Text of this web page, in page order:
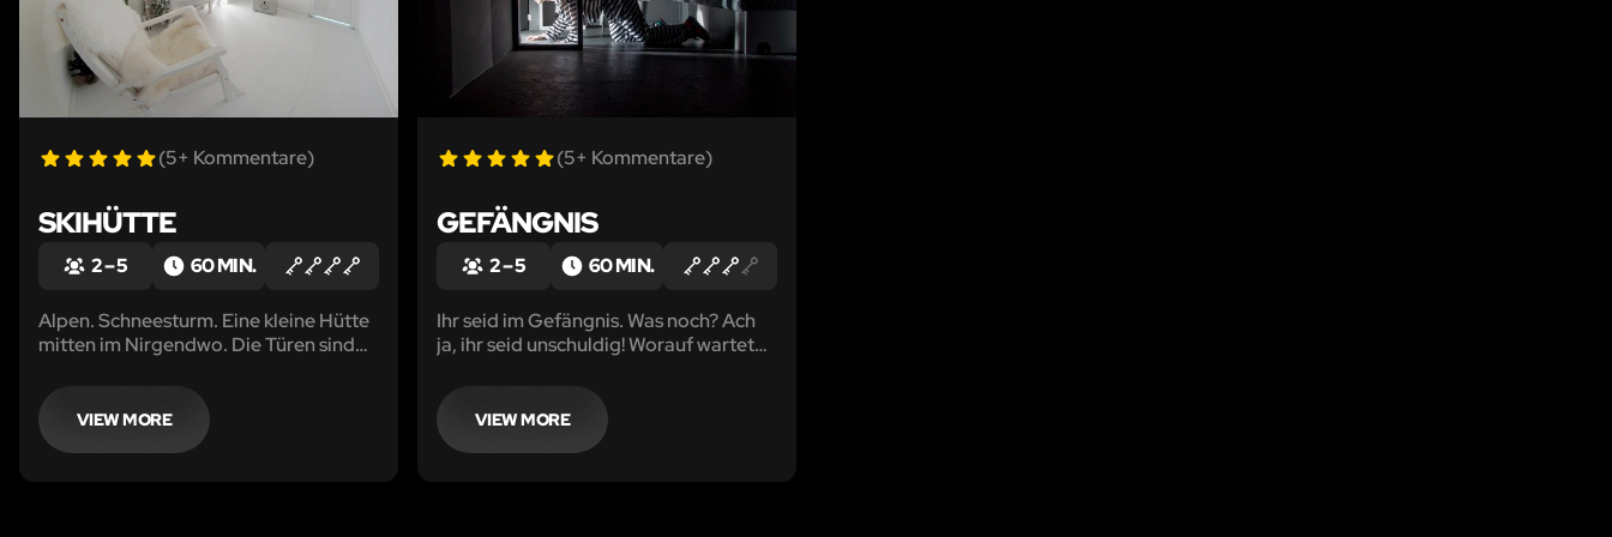
(5+ Kommentare)
SKIHÜTTE
2 – 5 60 MIN.
Alpen. Schneesturm. Eine kleine Hütte
mitten im Nirgendwo. Die Türen sind
lebendig geworden zu sein. Löst alle
Rätsel und findet einen Weg hinaus!
VIEW MORE
(5+ Kommentare)
GEFÄNGNIS
2 – 5 60 MIN.
Ihr seid im Gefängnis. Was noch? Ach
ja, ihr seid unschuldig! Worauf wartet
VIEW MORE